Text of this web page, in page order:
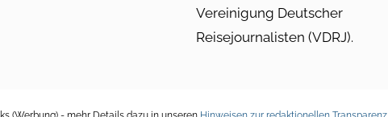
Vereinigung Deutscher
Reisejournalisten (VDRJ).